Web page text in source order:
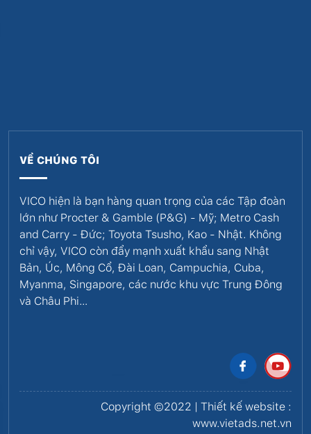
VỀ CHÚNG TÔI
VICO hiện là bạn hàng quan trọng của các Tập đoàn
lớn như Procter & Gamble (P&G) - Mỹ; Metro Cash
and Carry - Đức; Toyota Tsusho, Kao - Nhật. Không
chỉ vậy, VICO còn đẩy mạnh xuất khẩu sang Nhật
Bản, Úc, Mông Cổ, Đài Loan, Campuchia, Cuba,
Myanma, Singapore, các nước khu vực Trung Đông
và Châu Phi…
Copyright ©2022 | Thiết kế website :
www.vietads.net.vn